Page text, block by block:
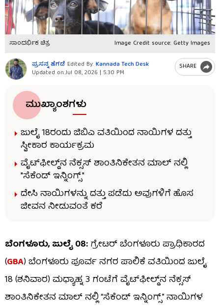
ಸಾಂದರ್ಭಿಕ ಚಿತ್ರ Image Credit source: Getty Images
ಪ್ರಸನ್ನ ಹೆಗಡೆ Edited By: Kannada Tech Desk
Updated on:Jul 08, 2026 | 5:30 PM
SHARE
ಮುಖ್ಯಾಂಶಗಳು
ಜುಲೈ 18ರಂದು ಜಿಬಿಎ ವತಿಯಿಂದ ನಾಯಿಗಳ ದತ್ತು
ಸ್ವೀಕಾರ ಕಾರ್ಯಕ್ರಮ
ವೈಟ್‌ಫೀಲ್ಡ್‌ನ ನೆಕ್ಸಸ್ ಶಾಂತಿನಿಕೇತನ ಮಾಲ್ ನಲ್ಲಿ
"ಸೆಕೆಂಡ್ ಇನ್ನಿಂಗ್ಸ್"
ದೇಸಿ ನಾಯಿಗಳನ್ನು ದತ್ತು ಪಡೆದು ಅವುಗಳಿಗೆ ಹೊಸ
ಜೀವನ ನೀಡುವಂತೆ ಕರೆ
ಬೆಂಗಳೂರು, ಜುಲೈ 08:ಗ್ರೇಟರ್ ಬೆಂಗಳೂರು ಪ್ರಾಧಿಕಾರದ
(GBA) ಬೆಂಗಳೂರು ಪೂರ್ವ ನಗರ ಪಾಲಿಕೆ ವತಿಯಿಂದ ಜುಲೈ
18 (ಶನಿವಾರ) ಮಧ್ಯಾಹ್ನ 3 ಗಂಟೆಗೆ ವೈಟ್‌ಫೀಲ್ಡ್‌ನ ನೆಕ್ಸಸ್
ಶಾಂತಿನಿಕೇತನ ಮಾಲ್ ನಲ್ಲಿ “ಸೆಕೆಂಡ್ ಇನ್ನಿಂಗ್ಸ್” ನಾಯಿಗಳ